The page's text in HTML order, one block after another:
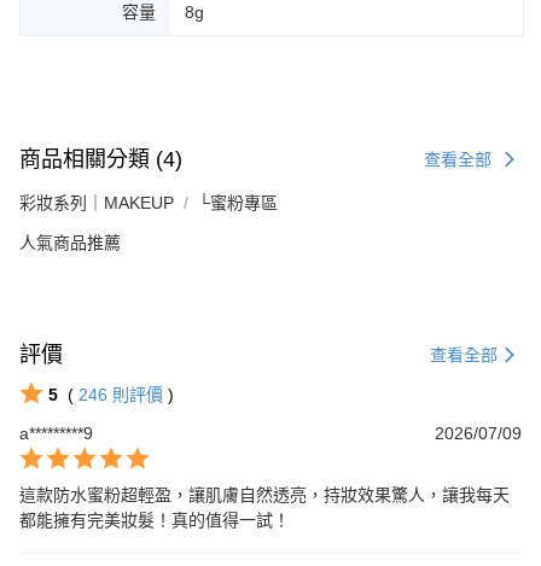
容量 8g
商品相關分類 (4) 查看全部
彩妝系列｜MAKEUP └蜜粉專區
人氣商品推薦
評價 查看全部
5 ( 246 則評價 )
a*********9
2026/07/09
這款防水蜜粉超輕盈，讓肌膚自然透亮，持妝效果驚人，讓我每天
都能擁有完美妝髮！真的值得一試！